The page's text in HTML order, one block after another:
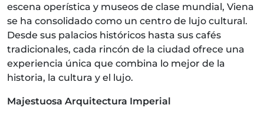
escena operística y museos de clase mundial, Viena
se ha consolidado como un centro de lujo cultural.
Desde sus palacios históricos hasta sus cafés
tradicionales, cada rincón de la ciudad ofrece una
experiencia única que combina lo mejor de la
historia, la cultura y el lujo.
Majestuosa Arquitectura Imperial